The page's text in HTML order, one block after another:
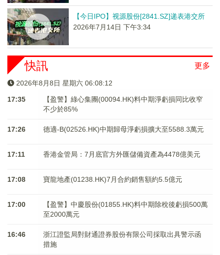
【今日IPO】视源股份[2841.SZ]递表港交所
2026年7月14日 下午3:34
更多
快訊
2026年8月8日 星期六 06:08:12
17:35
【盈警】綠心集團(00094.HK)料中期淨虧損同比收窄
不少於85%
17:26 德適-B(02526.HK)中期歸母淨虧損擴大至5588.3萬元
17:11 香港金管局：7月底官方外匯儲備資產為4478億美元
17:08 寶龍地產(01238.HK)7月合約銷售額約5.5億元
17:00
【盈警】中慶股份(01855.HK)料中期除稅後虧損500萬
至2000萬元
16:46
浙江證監局對財通證券股份有限公司採取出具警示函
措施